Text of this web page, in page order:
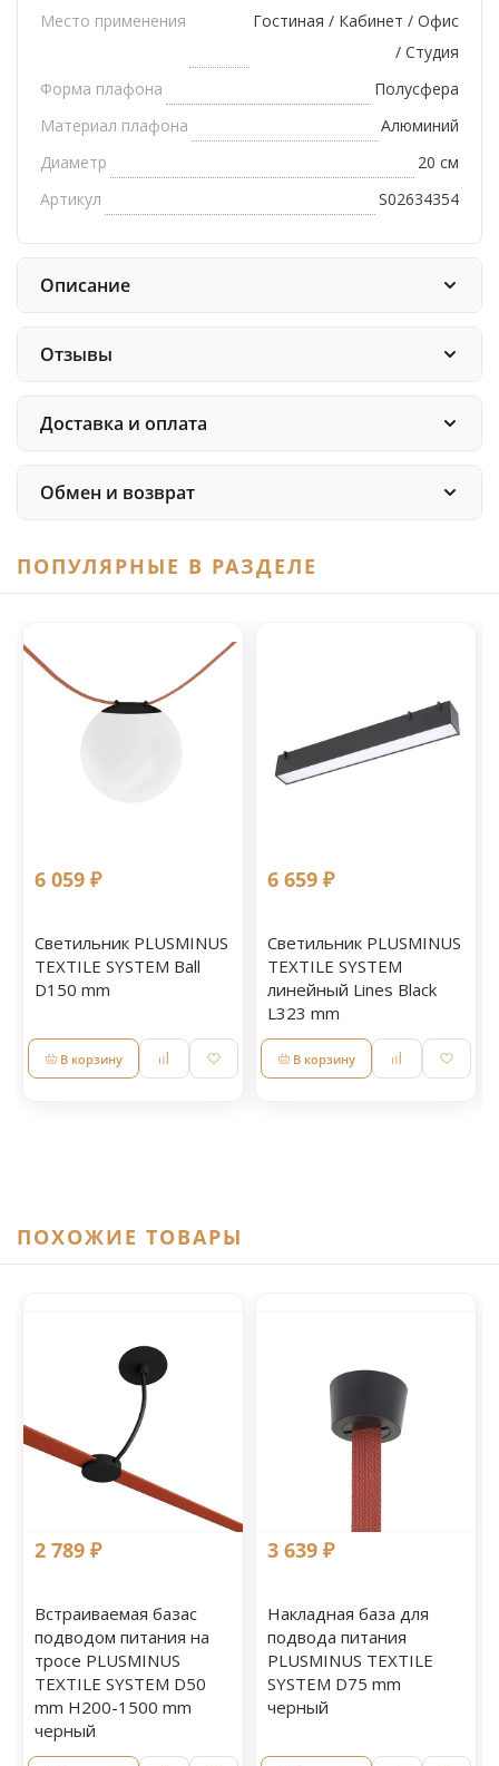
Место применения
Гостиная / Кабинет / Офис
/ Студия
Форма плафона
Полусфера
Материал плафона
Алюминий
Диаметр
20 см
Артикул
S02634354
Описание
Отзывы
Доставка и оплата
Обмен и возврат
ПОПУЛЯРНЫЕ В РАЗДЕЛЕ
6 059 ₽
Светильник PLUSMINUS
TEXTILE SYSTEM Ball
D150 mm
В корзину
6 659 ₽
Светильник PLUSMINUS
TEXTILE SYSTEM
линейный Lines Black
L323 mm
В корзину
ПОХОЖИЕ ТОВАРЫ
2 789 ₽
Встраиваемая базас
подводом питания на
тросе PLUSMINUS
TEXTILE SYSTEM D50
mm H200-1500 mm
черный
3 639 ₽
Накладная база для
подвода питания
PLUSMINUS TEXTILE
SYSTEM D75 mm
черный